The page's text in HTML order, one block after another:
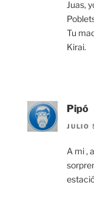
Juas,
Tu
Kirai.
Pipó
JULIO
A mi ,